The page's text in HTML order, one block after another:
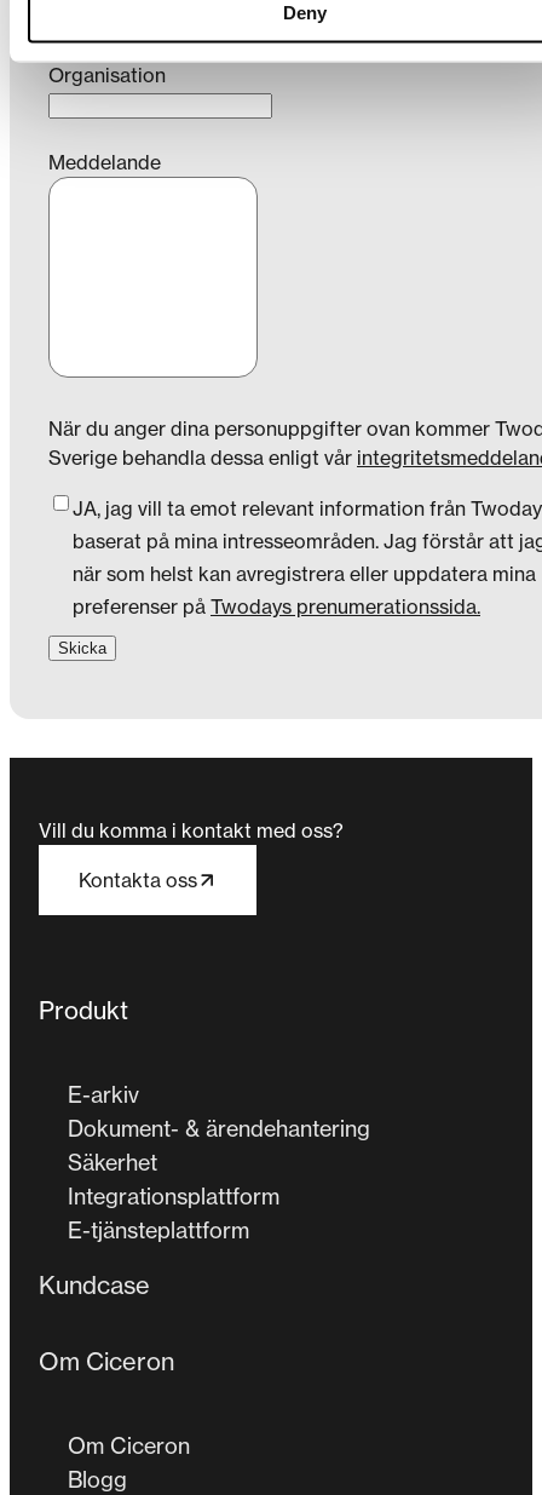
Deny
Organisation
Meddelande
När du anger dina personuppgifter ovan kommer
Sverige behandla dessa enligt vår
JA, jag vill ta emot relevant information från Twoday
baserat på mina intresseområden. Jag förstår att
när som helst kan avregistrera eller uppdatera mina
preferenser på Twodays prenumerationssida.
Vill du komma i kontakt med oss?
Kontakta oss
Produkt
E-arkiv
Dokument- & ärendehantering
Säkerhet
Integrationsplattform
E-tjänsteplattform
Kundcase
Om Ciceron
Om Ciceron
Blogg